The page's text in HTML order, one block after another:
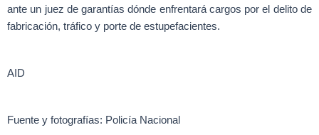
ante un juez de garantías dónde enfrentará cargos por el delito de
fabricación, tráfico y porte de estupefacientes.
AID
Fuente y fotografías: Policía Nacional